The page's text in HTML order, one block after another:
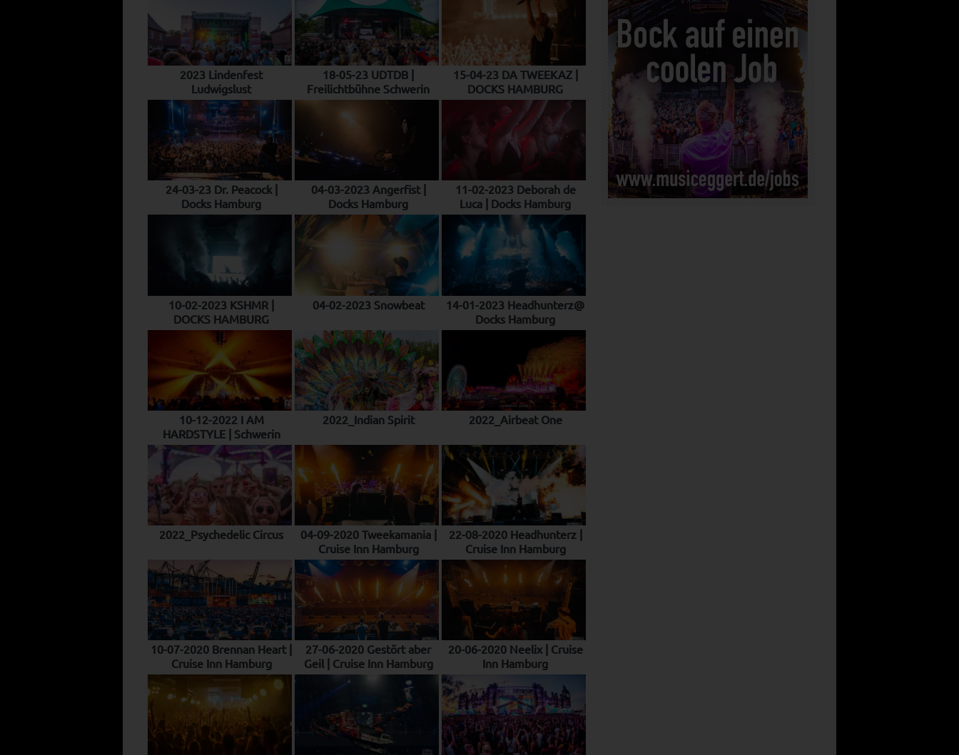
2023 Lindenfest
Ludwigslust
18-05-23 UDTDB |
Freilichtbühne Schwerin
15-04-23 DA TWEEKAZ |
DOCKS HAMBURG
24-03-23 Dr. Peacock |
Docks Hamburg
04-03-2023 Angerfist |
Docks Hamburg
11-02-2023 Deborah de
Luca | Docks Hamburg
10-02-2023 KSHMR |
DOCKS HAMBURG
04-02-2023 Snowbeat
14-01-2023 Headhunterz@
Docks Hamburg
10-12-2022 I AM
HARDSTYLE | Schwerin
2022_Indian Spirit 2022_Airbeat One
2022_Psychedelic Circus
04-09-2020 Tweekamania |
Cruise Inn Hamburg
22-08-2020 Headhunterz |
Cruise Inn Hamburg
10-07-2020 Brennan Heart |
Cruise Inn Hamburg
27-06-2020 Gestört aber
Geil | Cruise Inn Hamburg
20-06-2020 Neelix | Cruise
Inn Hamburg